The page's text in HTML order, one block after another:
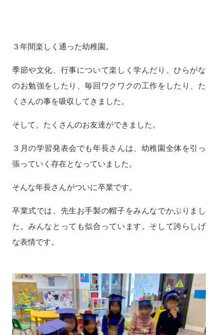
３年間楽しく通った幼稚園。
季節や文化、行事について楽しく学んだり、ひらがな
のお勉強をしたり、毎回ワクワクの工作をしたり、た
くさんの事を吸収してきました。
そして、たくさんのお友達ができました。
３月の学習発表会でも年長さんは、幼稚園全体を引っ
張っていく存在となっていました。
そんな年長さんがついに卒業です。
卒業式では、先生お手製の帽子をみんなでかぶりまし
た。みんなとっても似合っています。そして誇らしげ
な表情です。